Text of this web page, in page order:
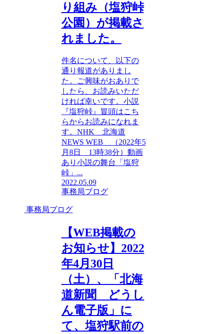
り組み（塩狩峠
公園）が掲載さ
れました。
件名について、以下の
通り報道がありまし
た。ご興味がおありで
したら、お読みいただ
ければ幸いです。小説
『塩狩峠』冒頭はこち
らからお読みになれま
す。NHK 北海道
NEWS WEB （2022年5
月8日 13時38分）動画
あり小説の舞台「塩狩
峠」...
2022.05.09
事務局ブログ
事務局ブログ
【WEB掲載の
お知らせ】2022
年4月30日
（土）、「北海
道新聞 どうし
ん電子版」に
て、塩狩駅前の